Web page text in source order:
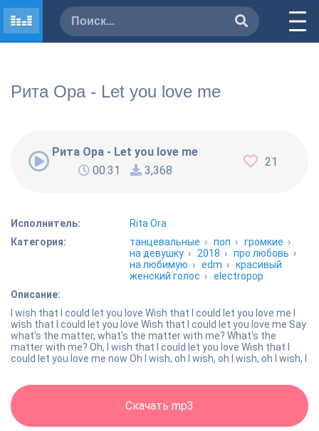
Рита Ора - Let you love me
Рита Ора - Let you love me
00:31
3,368
21
Исполнитель:
Rita Ora
Категория:
танцевальные ›поп ›громкие ›
на девушку › 2018 ›про любовь ›
на любимую ›edm ›красивый
женский голос ›electropop
Описание:
I wish that I could let you love Wish that I could let you love me I
wish that I could let you love Wish that I could let you love me Say
what's the matter, what's the matter with me? What's the
matter with me? Oh, I wish that I could let you love Wish that I
could let you love me now Oh I wish, oh I wish, oh I wish, oh I wish, I
Скачать mp3